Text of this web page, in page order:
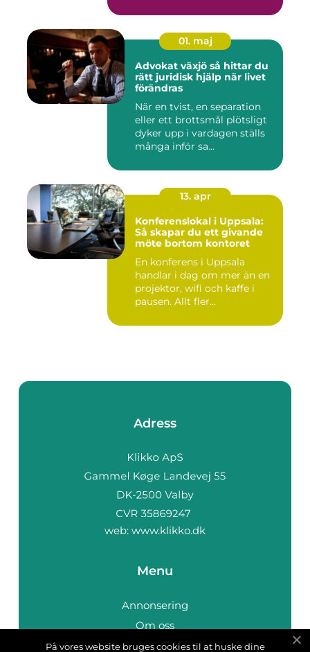
01. maj
Advokat växjö så hittar du
rätt juridisk hjälp när livet
förändras
När en tvist, en separation
eller ett brottsmål plötsligt
dyker upp i vardagen ställs
många inför sa...
13. apr
Konferenslokal i Uppsala:
Så skapar du ett givande
möte bortom kontoret
En konferens i Uppsala
handlar i dag om mer än en
projektor, wifi och kaffe i
pausen. Allt fler...
Adress
web: www.klikko.dk
Menu
Annonsering
Om oss
Cookies
På vores website bruges cookies til at huske dine